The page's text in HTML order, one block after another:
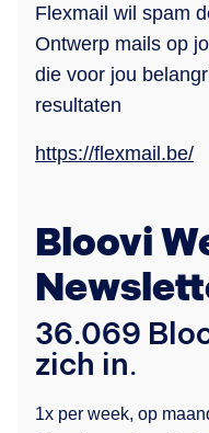
Flexmail wil spam
Ontwerp mails op
die voor jou
resultaten
https://flexmail.be/
Bloovi
36.069
zich in.
1x per week, op